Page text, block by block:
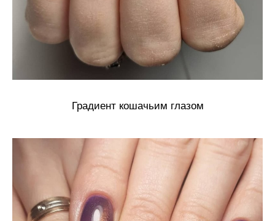
Градиент кошачьим глазом